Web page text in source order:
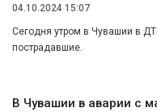
04.10.2024 15:07
Сегодня утром в Чувашии в
пострадавшие.
В Чувашии в аварии с